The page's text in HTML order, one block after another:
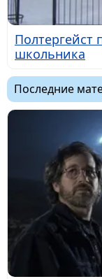
Полтергейст
школьника
Последние